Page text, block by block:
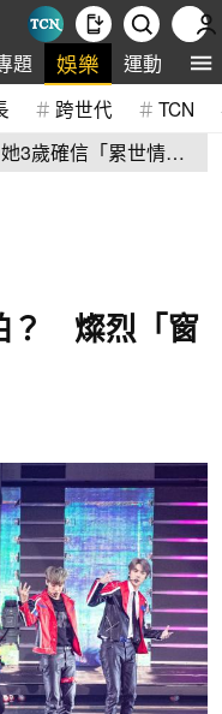
題 娛樂 運動 全
跨世代 TCN
3歲確信「累世情
？ 燦烈「窗